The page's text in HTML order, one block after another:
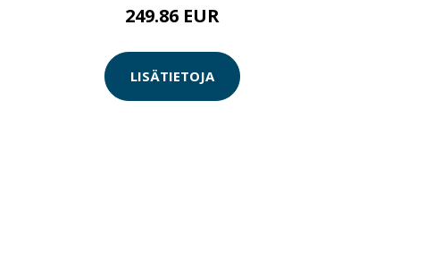
249.86 EUR
LISÄTIETOJA